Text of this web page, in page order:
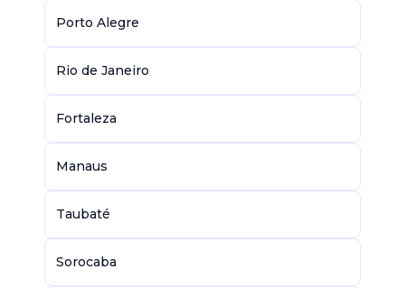
Porto Alegre
Rio de Janeiro
Fortaleza
Manaus
Taubaté
Sorocaba